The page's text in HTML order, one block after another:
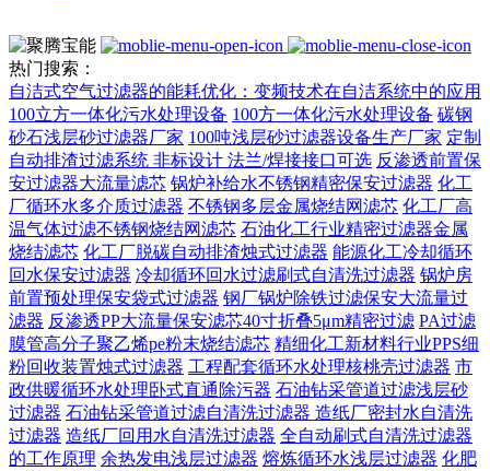
热门搜索：
自洁式空气过滤器的能耗优化：变频技术在自洁系统中的应用
100立方一体化污水处理设备 100方一体化污水处理设备 碳钢
砂石浅层砂过滤器厂家 100吨浅层砂过滤器设备生产厂家 定制
自动排渣过滤系统 非标设计 法兰/焊接接口可选‌ 反渗透前置保
安过滤器大流量滤芯 锅炉补给水不锈钢精密保安过滤器 化工
厂循环水多介质过滤器 不锈钢多层金属烧结网滤芯 化工厂高
温气体过滤不锈钢烧结网滤芯 石油化工行业精密过滤器金属
烧结滤芯 化工厂脱碳自动排渣烛式过滤器 能源化工冷却循环
回水保安过滤器 冷却循环回水过滤刷式自清洗过滤器 锅炉房
前置预处理保安袋式过滤器 钢厂锅炉除铁过滤保安大流量过
滤器 反渗透PP大流量保安滤芯40寸折叠5μm精密过滤 PA过滤
膜管高分子聚乙烯pe粉末烧结滤芯 精细化工新材料行业PPS细
粉回收装置烛式过滤器 工程配套循环水处理核桃壳过滤器 市
政供暖循环水处理卧式直通除污器 石油钻采管道过滤浅层砂
过滤器 石油钻采管道过滤自清洗过滤器 造纸厂密封水自清洗
过滤器 造纸厂回用水自清洗过滤器 全自动刷式自清洗过滤器
的工作原理 余热发电浅层过滤器 熔炼循环水浅层过滤器 化肥